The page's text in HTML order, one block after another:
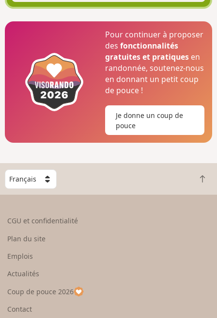
Pour continuer à proposer
desfonctionnalités
gratuites et pratiques en
randonnée, soutenez-nous
en donnant un petit coup
de pouce !
Je donne un coup de
pouce
C
o
e
u
p
a
R
e
CGU et confidentialité
Plan du site
Emplois
Actualités
Coup de pouce 2026
Contact